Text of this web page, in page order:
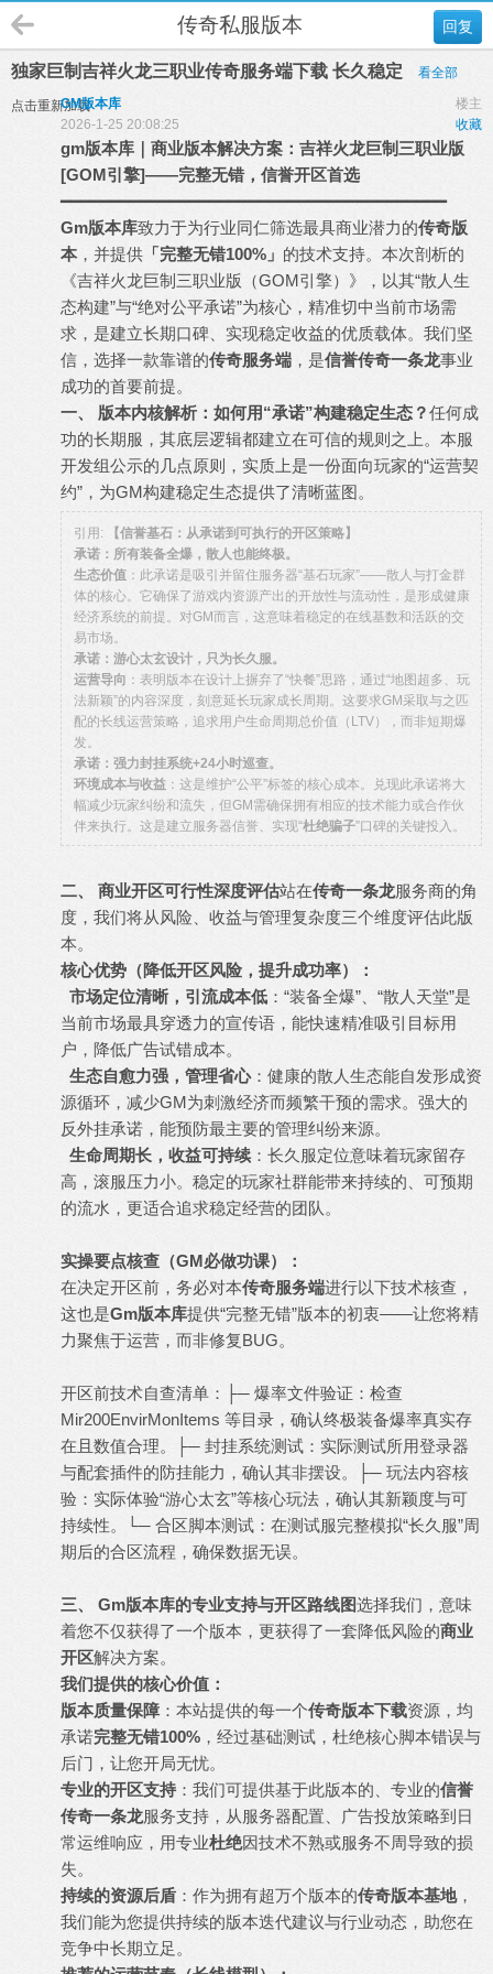
回复
传奇私服版本
独家巨制吉祥火龙三职业传奇服务端下载 长久稳定 看全部
点击重新加载 楼主
GM版本库
收藏
2026-1-25 20:08:25
gm版本库 ｜商业版本解决方案：吉祥火龙巨制三职业版
[GOM引擎]——完整无错，信誉开区首选
━━━━━━━━━━━━━━━━━━━━━━━━━━━━━━━━━━━━━━━
Gm版本库致力于为行业同仁筛选最具商业潜力的传奇版
本，并提供 「完整无错100%」 的技术支持。本次剖析的
《吉祥火龙巨制三职业版（GOM引擎）》，以其“散人生
态构建”与“绝对公平承诺”为核心，精准切中当前市场需
求，是建立长期口碑、实现稳定收益的优质载体。我们坚
信，选择一款靠谱的传奇服务端 ，是信誉传奇一条龙事业
成功的首要前提。
一、 版本内核解析：如何用“承诺”构建稳定生态？任何成
功的长期服，其底层逻辑都建立在可信的规则之上。本服
开发组公示的几点原则，实质上是一份面向玩家的“运营契
约”，为GM构建稳定生态提供了清晰蓝图。
引用:
【信誉基石：从承诺到可执行的开区策略】
承诺：所有装备全爆，散人也能终极。
生态价值 ：此承诺是吸引并留住服务器“基石玩家”——散人与打金群
体的核心。它确保了游戏内资源产出的开放性与流动性，是形成健康
经济系统的前提。对GM而言，这意味着稳定的在线基数和活跃的交
易市场。
承诺：游心太玄设计，只为长久服。
运营导向 ：表明版本在设计上摒弃了“快餐”思路，通过“地图超多、玩
法新颖”的内容深度，刻意延长玩家成长周期。这要求GM采取与之匹
配的长线运营策略，追求用户生命周期总价值（LTV），而非短期爆
发。
承诺：强力封挂系统+24小时巡查。
环境成本与收益 ：这是维护“公平”标签的核心成本。兑现此承诺将大
幅减少玩家纠纷和流失，但GM需确保拥有相应的技术能力或合作伙
伴来执行。这是建立服务器信誉、实现“杜绝骗子”口碑的关键投入。
二、 商业开区可行性深度评估站在传奇一条龙服务商的角
度，我们将从风险、收益与管理复杂度三个维度评估此版
本。
核心优势（降低开区风险，提升成功率）：
市场定位清晰，引流成本低 ：“装备全爆”、“散人天堂”是
当前市场最具穿透力的宣传语，能快速精准吸引目标用
户，降低广告试错成本。
生态自愈力强，管理省心：健康的散人生态能自发形成资
源循环，减少GM为刺激经济而频繁干预的需求。强大的
反外挂承诺，能预防最主要的管理纠纷来源。
生命周期长，收益可持续：长久服定位意味着玩家留存
高，滚服压力小。稳定的玩家社群能带来持续的、可预期
的流水，更适合追求稳定经营的团队。
实操要点核查（GM必做功课）：
在决定开区前，务必对本传奇服务端进行以下技术核查，
这也是Gm版本库提供“完整无错”版本的初衷——让您将精
力聚焦于运营，而非修复BUG。
开区前技术自查清单：├─ 爆率文件验证：检查
Mir200EnvirMonItems 等目录，确认终极装备爆率真实存
在且数值合理。├─ 封挂系统测试：实际测试所用登录器
与配套插件的防挂能力，确认其非摆设。├─ 玩法内容核
验：实际体验“游心太玄”等核心玩法，确认其新颖度与可
持续性。└─ 合区脚本测试：在测试服完整模拟“长久服”周
期后的合区流程，确保数据无误。
三、 Gm版本库的专业支持与开区路线图选择我们，意味
着您不仅获得了一个版本，更获得了一套降低风险的商业
开区解决方案。
我们提供的核心价值：
版本质量保障 ：本站提供的每一个传奇版本下载资源，均
承诺完整无错100% ，经过基础测试，杜绝核心脚本错误与
后门，让您开局无忧。
专业的开区支持：我们可提供基于此版本的、专业的信誉
传奇一条龙服务支持，从服务器配置、广告投放策略到日
常运维响应，用专业杜绝因技术不熟或服务不周导致的损
失。
持续的资源后盾 ：作为拥有超万个版本的传奇版本基地，
我们能为您提供持续的版本迭代建议与行业动态，助您在
竞争中长期立足。